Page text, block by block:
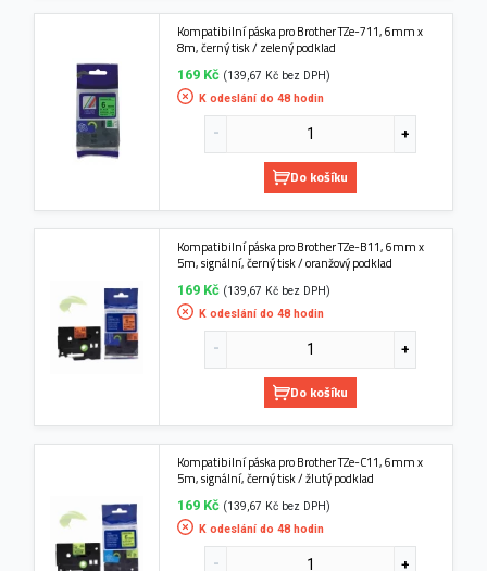
Kompatibilní páska pro Brother TZe-711, 6mm x
8m, černý tisk / zelený podklad
169 Kč (139,67 Kč bez DPH)
K odeslání do 48 hodin
Do košíku
Kompatibilní páska pro Brother TZe-B11, 6mm x
5m, signální, černý tisk / oranžový podklad
169 Kč (139,67 Kč bez DPH)
K odeslání do 48 hodin
Do košíku
Kompatibilní páska pro Brother TZe-C11, 6mm x
5m, signální, černý tisk / žlutý podklad
169 Kč (139,67 Kč bez DPH)
K odeslání do 48 hodin